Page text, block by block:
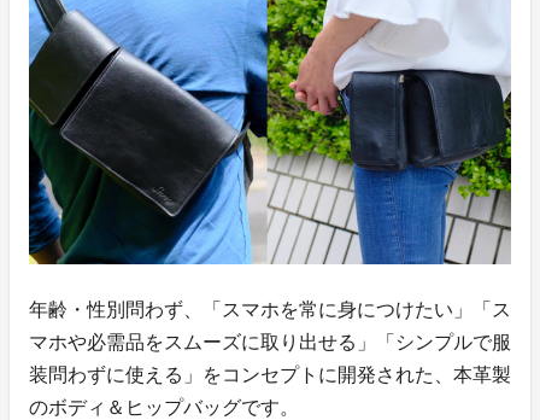
年齢・性別問わず、「スマホを常に身につけたい」「ス
マホや必需品をスムーズに取り出せる」「シンプルで服
装問わずに使える」をコンセプトに開発された、本革製
のボディ＆ヒップバッグです。